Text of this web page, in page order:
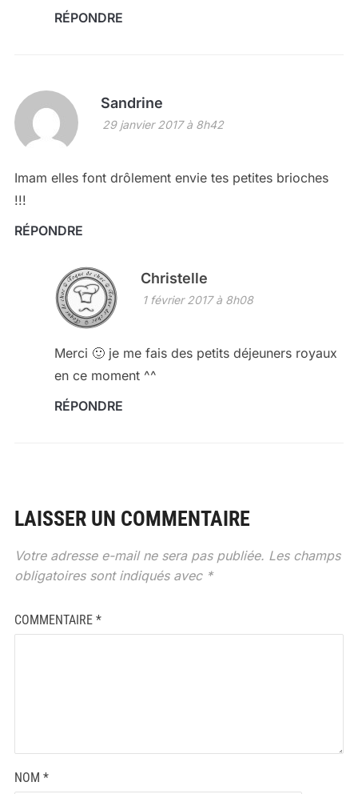
RÉPONDRE
Sandrine
29 janvier 2017 à 8h42
Imam elles font drôlement envie tes petites brioches
!!!
RÉPONDRE
Christelle
1 février 2017 à 8h08
Merci 🙂 je me fais des petits déjeuners royaux
en ce moment ^^
RÉPONDRE
LAISSER UN COMMENTAIRE
Votre adresse e-mail ne sera pas publiée. Les champs
obligatoires sont indiqués avec *
COMMENTAIRE *
NOM *